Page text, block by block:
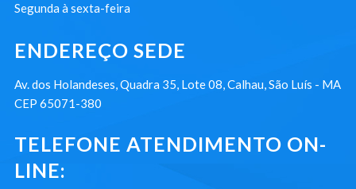
Segunda à sexta-feira
ENDEREÇO SEDE
Av. dos Holandeses, Quadra 35, Lote 08, Calhau, São Luís - MA
CEP 65071-380
TELEFONE ATENDIMENTO ON-
LINE: